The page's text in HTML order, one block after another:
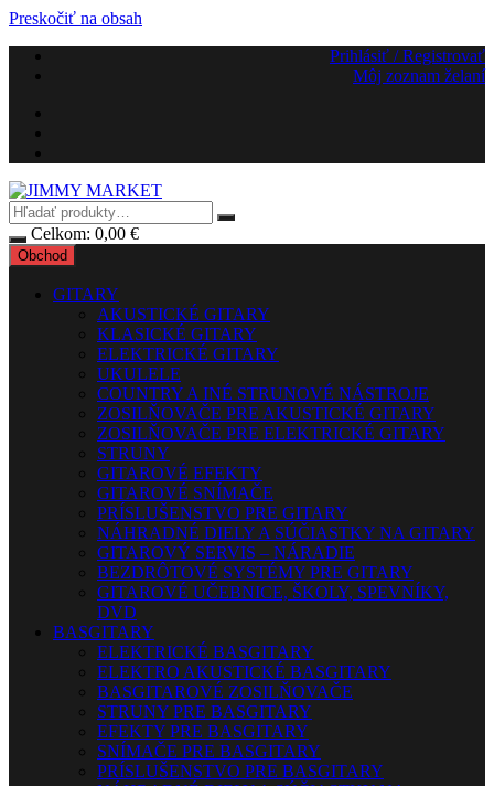
Preskočiť na obsah
Prihlásiť / Registrovať
Môj zoznam želaní
Celkom: 0,00 €
Obchod
GITARY
AKUSTICKÉ GITARY
KLASICKÉ GITARY
ELEKTRICKÉ GITARY
UKULELE
COUNTRY A INÉ STRUNOVÉ NÁSTROJE
ZOSILŇOVAČE PRE AKUSTICKÉ GITARY
ZOSILŇOVAČE PRE ELEKTRICKÉ GITARY
STRUNY
GITAROVÉ EFEKTY
GITAROVÉ SNÍMAČE
PRÍSLUŠENSTVO PRE GITARY
NÁHRADNÉ DIELY A SÚČIASTKY NA GITARY
GITAROVÝ SERVIS – NÁRADIE
BEZDRÔTOVÉ SYSTÉMY PRE GITARY
GITAROVÉ UČEBNICE, ŠKOLY, SPEVNÍKY,
DVD
BASGITARY
ELEKTRICKÉ BASGITARY
ELEKTRO AKUSTICKÉ BASGITARY
BASGITAROVÉ ZOSILŇOVAČE
STRUNY PRE BASGITARY
EFEKTY PRE BASGITARY
SNÍMAČE PRE BASGITARY
PRÍSLUŠENSTVO PRE BASGITARY